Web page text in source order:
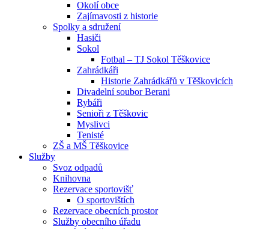
Okolí obce
Zajímavosti z historie
Spolky a sdružení
Hasiči
Sokol
Fotbal – TJ Sokol Těškovice
Zahrádkáři
Historie Zahrádkářů v Těškovicích
Divadelní soubor Berani
Rybáři
Senioři z Těškovic
Myslivci
Tenisté
ZŠ a MŠ Těškovice
Služby
Svoz odpadů
Knihovna
Rezervace sportovišť
O sportovištích
Rezervace obecních prostor
Služby obecního úřadu